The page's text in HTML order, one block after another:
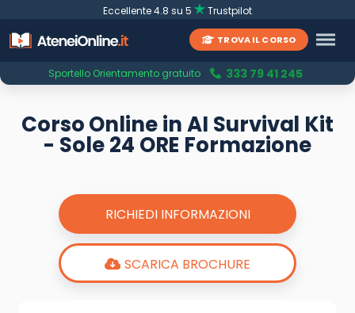
Eccellente 4.8 su 5 Trustpilot
TROVA IL CORSO
Sportello Orientamento gratuito 333 79 41 245
Corso Online in AI Survival Kit
- Sole 24 ORE Formazione
RICHIEDI INFORMAZIONI
SCARICA BROCHURE